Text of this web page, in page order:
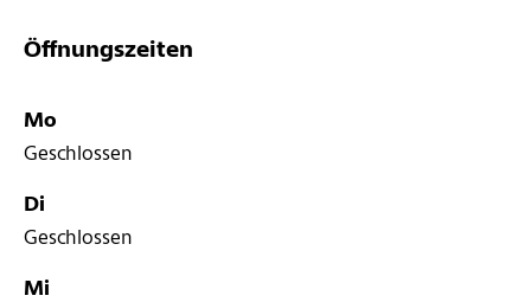
Öffnungszeiten
Mo
Geschlossen
Di
Geschlossen
Mi